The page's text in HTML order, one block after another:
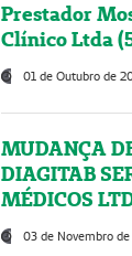
Prestador
Clínico Ltda
01 de Outubro de
MUDANÇA
DIAGITAB
MÉDICOS
03 de Novembro